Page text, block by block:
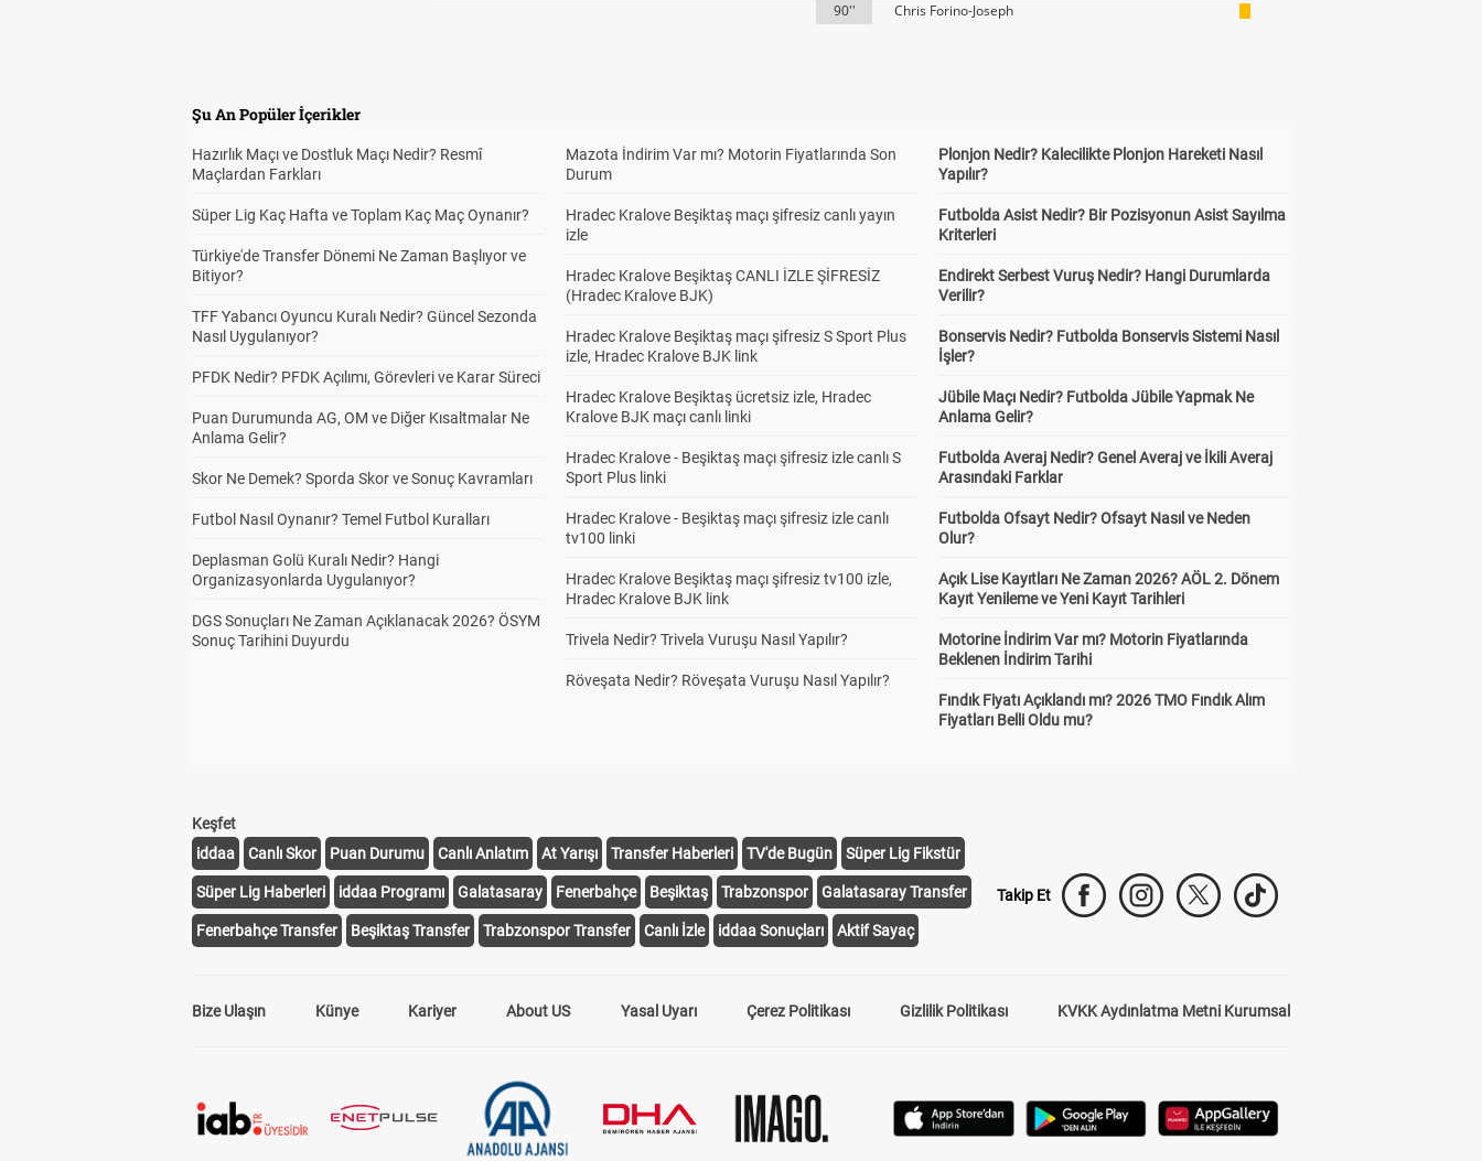
90''
Chris Forino-Joseph
Şu An Popüler İçerikler
Hazırlık Maçı ve Dostluk Maçı Nedir? Resmî
Maçlardan Farkları
Süper Lig Kaç Hafta ve Toplam Kaç Maç Oynanır?
Türkiye'de Transfer Dönemi Ne Zaman Başlıyor ve
Bitiyor?
TFF Yabancı Oyuncu Kuralı Nedir? Güncel Sezonda
Nasıl Uygulanıyor?
PFDK Nedir? PFDK Açılımı, Görevleri ve Karar Süreci
Puan Durumunda AG, OM ve Diğer Kısaltmalar Ne
Anlama Gelir?
Skor Ne Demek? Sporda Skor ve Sonuç Kavramları
Futbol Nasıl Oynanır? Temel Futbol Kuralları
Deplasman Golü Kuralı Nedir? Hangi
Organizasyonlarda Uygulanıyor?
DGS Sonuçları Ne Zaman Açıklanacak 2026? ÖSYM
Sonuç Tarihini Duyurdu
Mazota İndirim Var mı? Motorin Fiyatlarında Son
Durum
Hradec Kralove Beşiktaş maçı şifresiz canlı yayın
izle
Hradec Kralove Beşiktaş CANLI İZLE ŞİFRESİZ
(Hradec Kralove BJK)
Hradec Kralove Beşiktaş maçı şifresiz S Sport Plus
izle, Hradec Kralove BJK link
Hradec Kralove Beşiktaş ücretsiz izle, Hradec
Kralove BJK maçı canlı linki
Hradec Kralove - Beşiktaş maçı şifresiz izle canlı S
Sport Plus linki
Hradec Kralove - Beşiktaş maçı şifresiz izle canlı
tv100 linki
Hradec Kralove Beşiktaş maçı şifresiz tv100 izle,
Hradec Kralove BJK link
Trivela Nedir? Trivela Vuruşu Nasıl Yapılır?
Röveşata Nedir? Röveşata Vuruşu Nasıl Yapılır?
Plonjon Nedir? Kalecilikte Plonjon Hareketi Nasıl
Yapılır?
Futbolda Asist Nedir? Bir Pozisyonun Asist Sayılma
Kriterleri
Endirekt Serbest Vuruş Nedir? Hangi Durumlarda
Verilir?
Bonservis Nedir? Futbolda Bonservis Sistemi Nasıl
İşler?
Jübile Maçı Nedir? Futbolda Jübile Yapmak Ne
Anlama Gelir?
Futbolda Averaj Nedir? Genel Averaj ve İkili Averaj
Arasındaki Farklar
Futbolda Ofsayt Nedir? Ofsayt Nasıl ve Neden
Olur?
Açık Lise Kayıtları Ne Zaman 2026? AÖL 2. Dönem
Kayıt Yenileme ve Yeni Kayıt Tarihleri
Motorine İndirim Var mı? Motorin Fiyatlarında
Beklenen İndirim Tarihi
Fındık Fiyatı Açıklandı mı? 2026 TMO Fındık Alım
Fiyatları Belli Oldu mu?
Keşfet
iddaa
Canlı Skor Puan Durumu Canlı Anlatım At Yarışı Transfer Haberleri TV'de Bugün Süper Lig Fikstür
Süper Lig Haberleri iddaa Programı Galatasaray Fenerbahçe Beşiktaş Trabzonspor Galatasaray Transfer
Fenerbahçe Transfer Beşiktaş Transfer Trabzonspor Transfer Canlı İzle iddaa Sonuçları Aktif Sayaç
Takip Et
Bize Ulaşın Künye Kariyer About US Yasal Uyarı Çerez Politikası Gizlilik Politikası KVKK Aydınlatma Metni Kurumsal